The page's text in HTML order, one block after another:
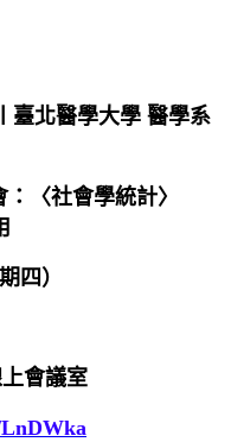
臺北醫學大學 醫學系
〈社會學統計〉
四）
上會議室